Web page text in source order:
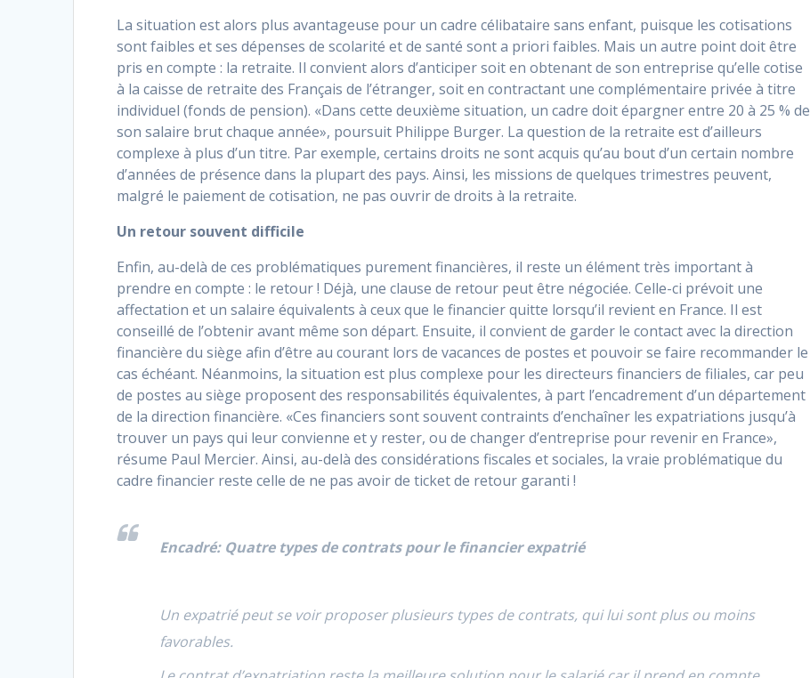
La situation est alors plus avantageuse pour un cadre célibataire sans enfant, puisque les cotisations
sont faibles et ses dépenses de scolarité et de santé sont a priori faibles. Mais un autre point doit être
pris en compte : la retraite. Il convient alors d’anticiper soit en obtenant de son entreprise qu’elle cotise
à la caisse de retraite des Français de l’étranger, soit en contractant une complémentaire privée à titre
individuel (fonds de pension). «Dans cette deuxième situation, un cadre doit épargner entre 20 à 25 % de
son salaire brut chaque année», poursuit Philippe Burger. La question de la retraite est d’ailleurs
complexe à plus d’un titre. Par exemple, certains droits ne sont acquis qu’au bout d’un certain nombre
d’années de présence dans la plupart des pays. Ainsi, les missions de quelques trimestres peuvent,
malgré le paiement de cotisation, ne pas ouvrir de droits à la retraite.
Un retour souvent difficile
Enfin, au-delà de ces problématiques purement financières, il reste un élément très important à
prendre en compte : le retour ! Déjà, une clause de retour peut être négociée. Celle-ci prévoit une
affectation et un salaire équivalents à ceux que le financier quitte lorsqu’il revient en France. Il est
conseillé de l’obtenir avant même son départ. Ensuite, il convient de garder le contact avec la direction
financière du siège afin d’être au courant lors de vacances de postes et pouvoir se faire recommander le
cas échéant. Néanmoins, la situation est plus complexe pour les directeurs financiers de filiales, car peu
de postes au siège proposent des responsabilités équivalentes, à part l’encadrement d’un département
de la direction financière. «Ces financiers sont souvent contraints d’enchaîner les expatriations jusqu’à
trouver un pays qui leur convienne et y rester, ou de changer d’entreprise pour revenir en France»,
résume Paul Mercier. Ainsi, au-delà des considérations fiscales et sociales, la vraie problématique du
cadre financier reste celle de ne pas avoir de ticket de retour garanti !
Encadré: Quatre types de contrats pour le financier expatrié
Un expatrié peut se voir proposer plusieurs types de contrats, qui lui sont plus ou moins
favorables.